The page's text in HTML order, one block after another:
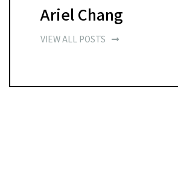
Ariel Chang
VIEW ALL POSTS